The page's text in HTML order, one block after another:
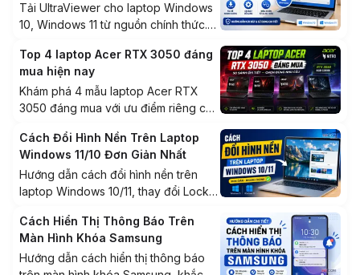
Tải UltraViewer cho laptop Windows
10, Windows 11 từ nguồn chính thức.
phục lỗi và lưu ý bảo mật khi kết nối
từ xa.
Top 4 laptop Acer RTX 3050 đáng
mua hiện nay
Khám phá 4 mẫu laptop Acer RTX
3050 đáng mua với ưu điểm riêng cho
tiết để chọn đúng model phù hợp.
Cách Đổi Hình Nền Trên Laptop
Windows 11/10 Đơn Giản Nhất
Hướng dẫn cách đổi hình nền trên
laptop Windows 10/11, thay đổi Lock
khắc phục các lỗi thường gặp.
Cách Hiển Thị Thông Báo Trên
Màn Hình Khóa Samsung
Hướng dẫn cách hiển thị thông báo